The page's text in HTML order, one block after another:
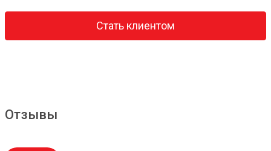
Стать клиентом
Отзывы